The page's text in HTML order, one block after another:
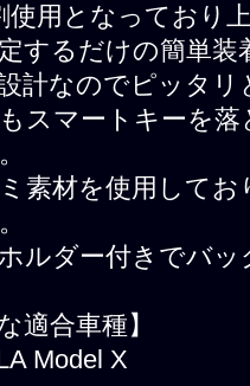
使用となっており
するだけの簡単装
計なのでピッタ
スマートキーを
素材を使用して
ルダー付きでバ
適合車種】
Model X